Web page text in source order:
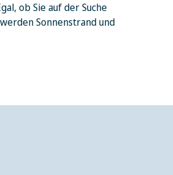
ob Sie auf der Suche
Sonnenstrand und